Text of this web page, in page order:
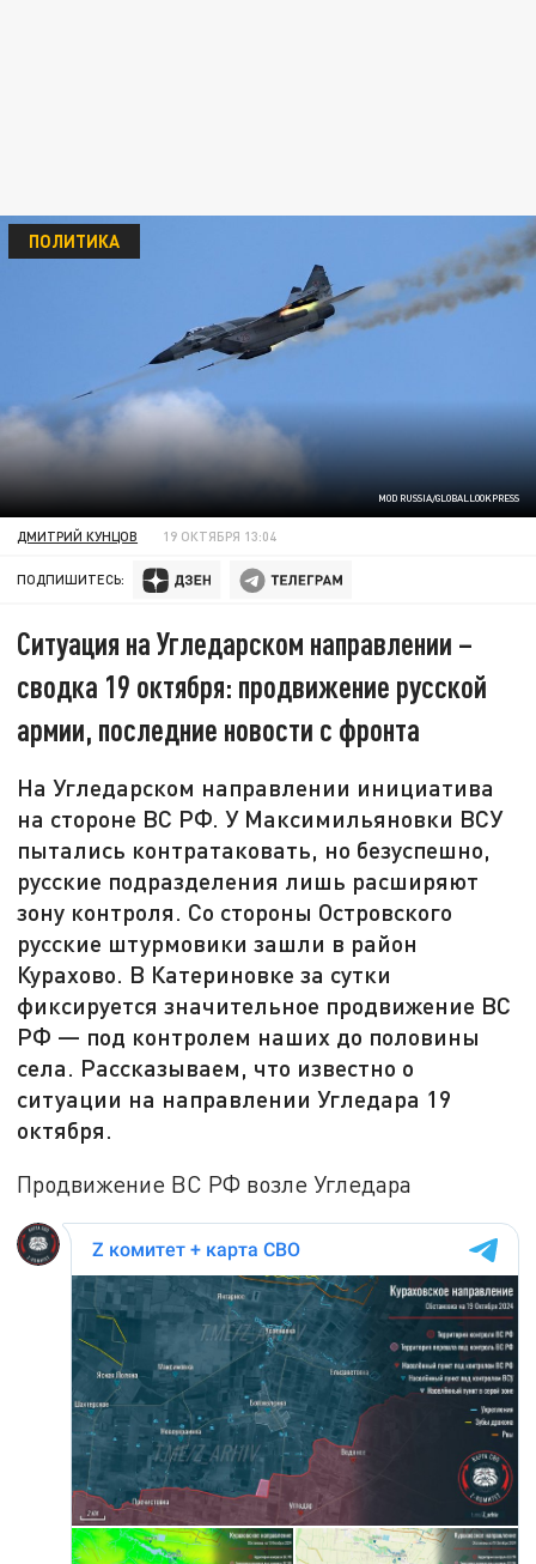
MOD RUSSIA/GLOBALLOOKPRESS
ПОЛИТИКА
ДМИТРИЙ КУНЦОВ 19 ОКТЯБРЯ 13:04
ПОДПИШИТЕСЬ:
Ситуация на Угледарском направлении –
сводка 19 октября: продвижение русской
армии, последние новости с фронта
На Угледарском направлении инициатива
на стороне ВС РФ. У Максимильяновки ВСУ
пытались контратаковать, но безуспешно,
русские подразделения лишь расширяют
зону контроля. Со стороны Островского
русские штурмовики зашли в район
Курахово. В Катериновке за сутки
фиксируется значительное продвижение ВС
РФ — под контролем наших до половины
села. Рассказываем, что известно о
ситуации на направлении Угледара 19
октября.
Продвижение ВС РФ возле Угледара